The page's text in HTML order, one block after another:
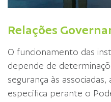
Relações
O funcionamento das
depende de
segurança às
específica perante o